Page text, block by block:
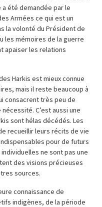
a été demandée par le
Armées ce qui est un
la volonté du Président de
les mémoires de la guerre
apaiser les relations
Harkis est mieux connue
mais il reste beaucoup à
consacrent très peu de
C’est aussi une
sont hélas décédés. Les
recueillir leurs récits de vie
pour de futurs
ne sont pas une
des visions précieuses
sources.
connaissance de
indigènes, de la période